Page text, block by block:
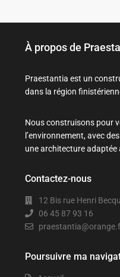
À propos de
Praestantia est un
dans la région
Nous construisons pour
l’environnement, avec
une architecture adaptée
Contactez-nous
12 Bis rue Henri
06 45 87 93 16
Poursuivre ma